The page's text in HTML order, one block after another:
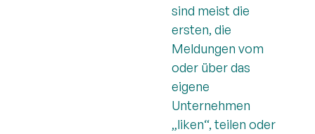
sind meist die
ersten, die
Meldungen vom
oder über das
eigene
Unternehmen
„liken“, teilen oder